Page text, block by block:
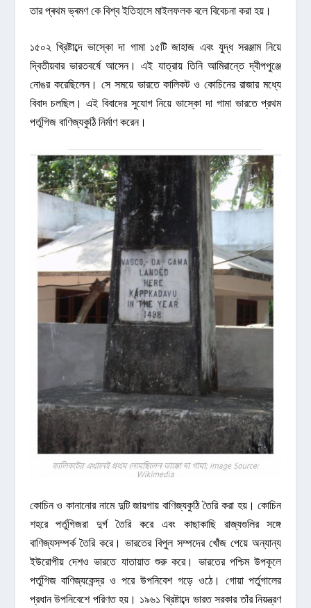
তার প্ৰথম ভ্ৰমণ কে বিশ্ব ইতিহাসে মাইলফলক বলে বিবেচনা করা হয়।
১৫০২ খ্রিষ্টাব্দে ভাস্কো দা গামা ১৫টি জাহাজ এবং যুদ্ধ সরঞ্জাম নিয়ে
দ্বিতীয়বার ভারতবর্ষে আসেন। এই যাত্রায় তিনি আমিরান্তে দ্বীপপুঞ্জে
নোঙর করেছিলেন। সে সময়ে ভারতে কালিকট ও কোচিনের রাজার মধ্যে
বিবাদ চলছিল। এই বিবাদের সুযোগ নিয়ে ভাস্কো দা গামা ভারতে প্রথম
পর্তুগিজ বাণিজ্যকুঠি নির্মাণ করেন।
কোচিন ও কানানোর নামে দুটি জায়গায় বাণিজ্যকুঠি তৈরি করা হয়। কোচিন
শহরে পর্তুগিজরা দুর্গ তৈরি করে এবং কাছাকাছি রাজ্যগুলির সঙ্গে
বাণিজ্যসম্পর্ক তৈরি করে। ভারতের বিপুল সম্পদের খোঁজ পেয়ে অন্যান্য
ইউরোপীয় দেশও ভারতে যাতায়াত শুরু করে। ভারতের পশ্চিম উপকূলে
পর্তুগিজ বাণিজ্যকেন্দ্র ও পরে উপনিবেশ গড়ে ওঠে। গোয়া পর্তুগালের
প্রধান উপনিবেশে পরিণত হয়। ১৯৬১ খ্রিষ্টাব্দে ভারত সরকার তাঁর নিয়ন্ত্রণ